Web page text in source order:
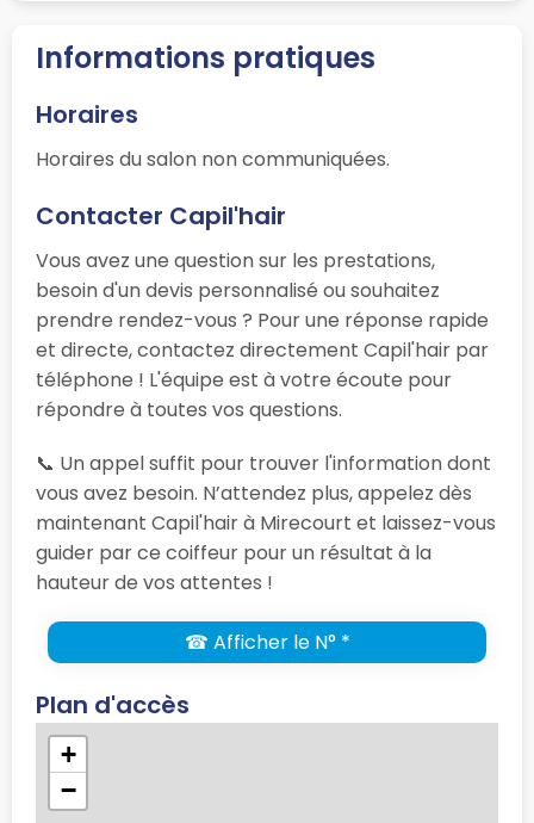
Informations pratiques
Horaires
Horaires du salon non communiquées.
Contacter Capil'hair
Vous avez une question sur les prestations,
besoin d'un devis personnalisé ou souhaitez
prendre rendez-vous ? Pour une réponse rapide
et directe, contactez directement Capil'hair par
téléphone ! L'équipe est à votre écoute pour
répondre à toutes vos questions.
📞 Un appel suffit pour trouver l'information dont
vous avez besoin. N’attendez plus, appelez dès
maintenant Capil'hair à Mirecourt et laissez-vous
guider par ce coiffeur pour un résultat à la
hauteur de vos attentes !
☎ Afficher le N° *
Plan d'accès
+
−